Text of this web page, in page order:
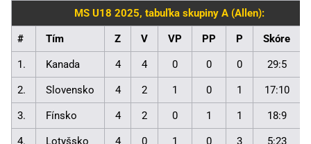
MS U18 2025, tabuľka skupiny A (Allen):
# Tím Z V VP PP P Skóre
1. Kanada 4 4 0 0 0 29:5
2. Slovensko 4 2 1 0 1 17:10
3. Fínsko 4 2 0 1 1 18:9
4. Lotyšsko 4 0 1 0 3 5:23